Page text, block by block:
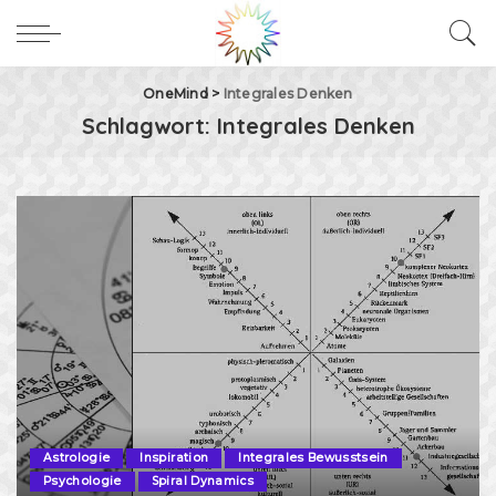
OneMind> Integrales Denken
Schlagwort: Integrales Denken
Astrologie Inspiration
Integrales Bewusstsein
Psychologie
Spiral Dynamics